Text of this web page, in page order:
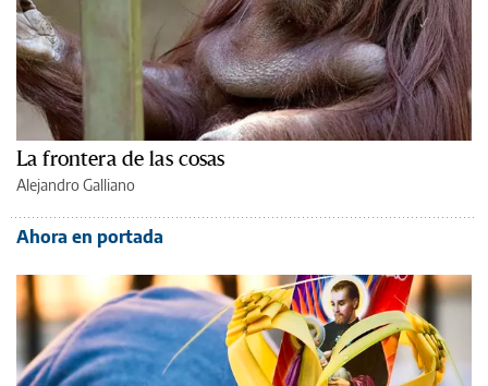
La frontera de las cosas
Alejandro Galliano
Ahora en portada